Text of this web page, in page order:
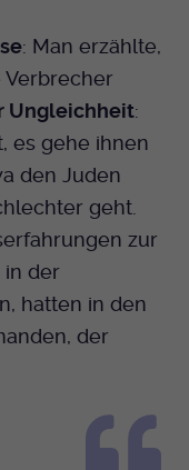
: Man erzählte,
Ungleichheit:
es gehe ihnen
den Juden
geht.
zur
in der
hatten in den
der